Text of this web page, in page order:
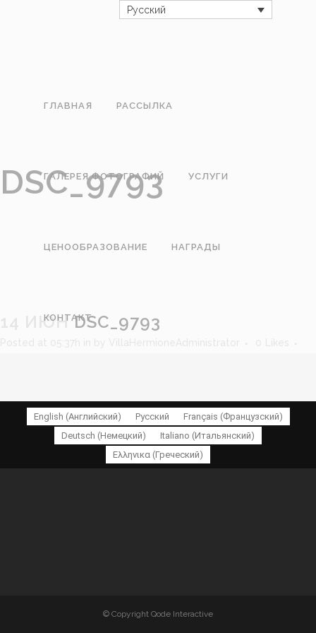
Русский
ГЛАВНАЯ РАССЫЛКА
ГАЛЕРЕЯ ФОТОГРАФИЙ УСЛУГИ
ЦЕНООБРАЗОВАНИЕ НАГРАДЫ
КОНТАКТ
DSC_9793
14 ИЮНDSC_9793
© Copyright Qode Interactive
English (Английский) Русский Français (Французский)
Deutsch (Немецкий) Italiano (Итальянский)
Ελληνικα (Греческий)